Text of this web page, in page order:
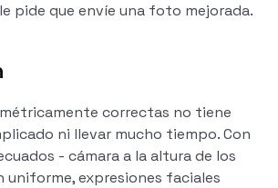
pide que envíe una foto mejorada.
correctas no tiene
ni llevar mucho tiempo. Con
- cámara a la altura de los
uniforme, expresiones faciales